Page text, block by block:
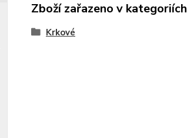
Zboží zařazeno v kategoriích
Krkové